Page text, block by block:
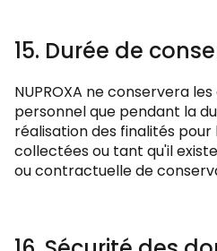
15. Durée de
NUPROXA ne conservera
personnel que pendant la
réalisation des finalités
collectées ou tant qu'il
ou contractuelle de